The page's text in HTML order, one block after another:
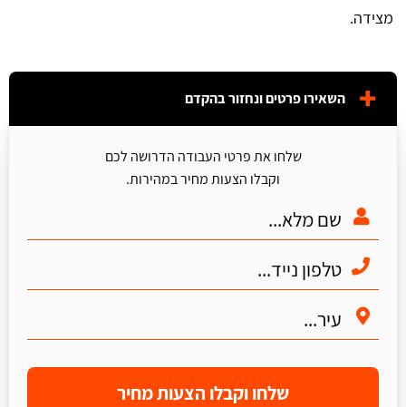
מצידה.
השאירו פרטים ונחזור בהקדם
שלחו את פרטי העבודה הדרושה לכם
וקבלו הצעות מחיר במהירות.
שלחו וקבלו הצעות מחיר